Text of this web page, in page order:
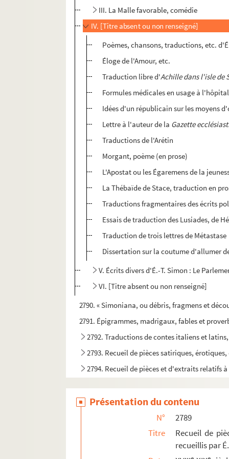
III. La Malle favorable, comédie
IV. [Titre absent ou non renseigné]
Poèmes, chansons, traductions, etc.
Éloge de l'Amour, etc.
Traduction libre d'Achille dans l'isle de
Formules médicales en usage à
Idées d'un républicain sur les moyens
Lettre à l'auteur de la Gazette
Traductions de l'Arétin
Morgant, poème (en prose)
L'Apostat ou les Égaremens de la
La Thébaïde de Stace, traduction en
Traductions fragmentaires des écrits
Essais de traduction des Lusiades, de
Traduction de trois lettres de Métastase
Dissertation sur la coutume d'allumer
V. Écrits divers d'É.-T. Simon : Le
VI. [Titre absent ou non renseigné]
2790. « Simoniana, ou débris, fragmens et
2791. Épigrammes, madrigaux, fables et
2792. Traductions de contes italiens et
2793. Recueil de pièces satiriques,
2794. Recueil de pièces et d'extraits relatifs
2796. Annales de l'abbé Tremet, annotées par
2797. Lettres écrites d'Angleterre par don
2798. L'Alchimanie, comédie en cinq actes
2799. Mélanges historiques et littéraires,
Présentation du contenu
N°
2789
Titre
Recueil de
recueillis par